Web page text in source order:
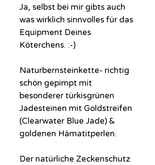
Ja, selbst bei mir gibts auch
was wirklich sinnvolles für das
Equipment Deines
Köterchens. :-)
Naturbernsteinkette- richtig
schön gepimpt mit
besonderer türkisgrünen
Jadesteinen mit Goldstreifen
(Clearwater Blue Jade) &
goldenen Hämatitperlen.
Der natürliche Zeckenschutz